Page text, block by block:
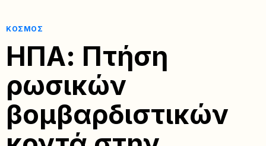
ΚΌΣΜΟΣ
ΗΠΑ: Πτήση
ρωσικών
βομβαρδιστικών